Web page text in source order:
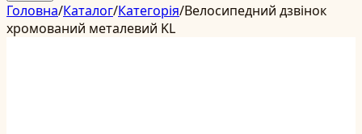
Головна/Каталог/Категорія/Велосипедний дзвінок
хромований металевий KL